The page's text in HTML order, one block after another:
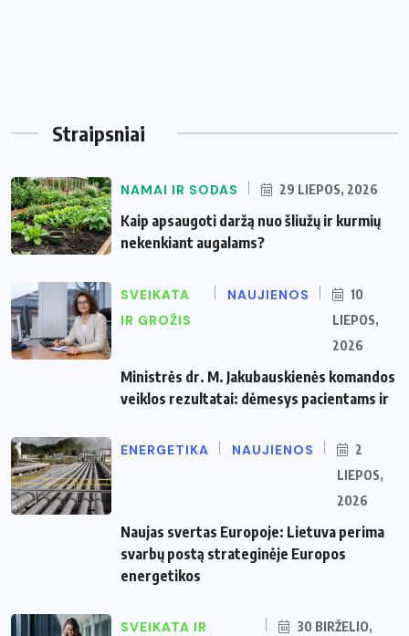
Straipsniai
NAMAI IR SODAS 29 LIEPOS, 2026
Kaip apsaugoti daržą nuo šliužų ir kurmių
nekenkiant augalams?
SVEIKATA
IR GROŽIS
NAUJIENOS
10
LIEPOS,
2026
Ministrės dr. M. Jakubauskienės komandos
veiklos rezultatai: dėmesys pacientams ir
ENERGETIKA NAUJIENOS
2
LIEPOS,
2026
Naujas svertas Europoje: Lietuva perima
svarbų postą strateginėje Europos
energetikos
SVEIKATA IR 30 BIRŽELIO,